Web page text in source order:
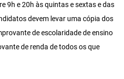
9h e 20h às quintas e sextas e das
devem levar uma cópia dos
de escolaridade de ensino
de renda de todos os que